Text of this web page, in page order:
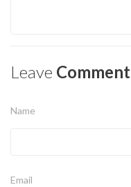
Leave Comment
Name
Email